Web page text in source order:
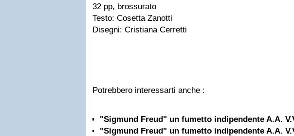
32 pp, brossurato
Testo: Cosetta Zanotti
Disegni: Cristiana Cerretti
Potrebbero interessarti anche :
"Sigmund Freud" un fumetto indipendente A.A.
"Sigmund Freud" un fumetto indipendente A.A.